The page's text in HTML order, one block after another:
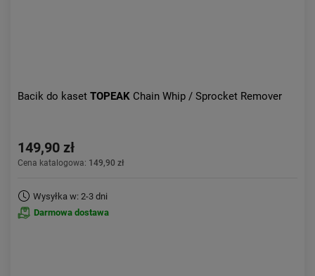
Bacik do kaset TOPEAK Chain Whip / Sprocket Remover
149,90 zł
Cena katalogowa: 149,90 zł
Wysyłka w: 2-3 dni
Darmowa dostawa